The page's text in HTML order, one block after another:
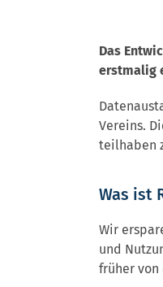
Das
erstmalig
Vereins.
teilhaben
Was ist
Wir
und
früher